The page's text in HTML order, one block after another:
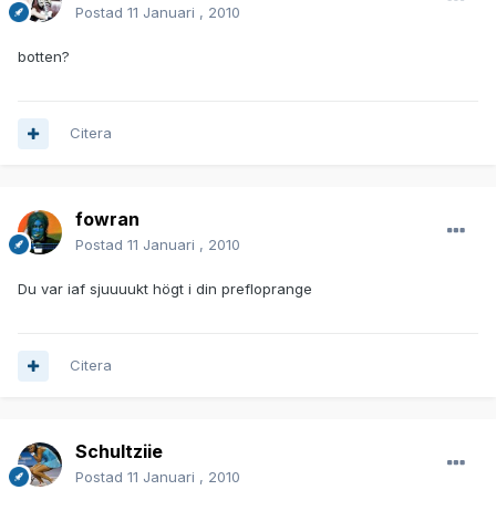
Postad 11 Januari , 2010
botten?
Citera
fowran
Postad 11 Januari , 2010
Du var iaf sjuuuukt högt i din prefloprange
Citera
Schultziie
Postad 11 Januari , 2010